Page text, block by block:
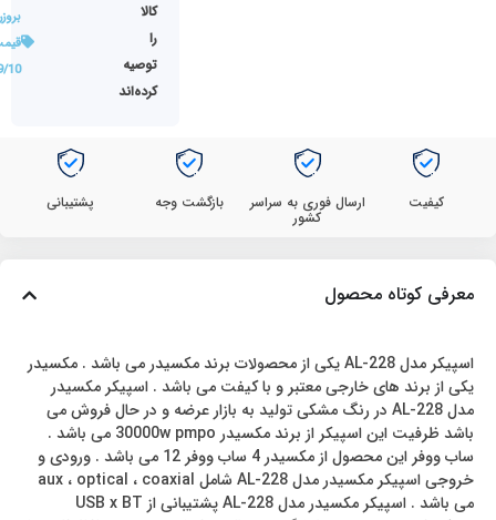
کالا
را
توصیه
کرده‌اند
10
کیفیت ارسال فوری به سراسر
کشور
بازگشت وجه پشتیبانی
معرفی کوتاه محصول
اسپیکر مدل AL-228 یکی از محصولات برند مکسیدر می باشد . مکسیدر
یکی از برند های خارجی معتبر و با کیفت می باشد . اسپیکر مکسیدر
مدل AL-228 در رنگ مشکی تولید به بازار عرضه و در حال فروش می
باشد ظرفیت این اسپیکر از برند مکسیدر 30000w pmpo می باشد .
ساب ووفر این محصول از مکسیدر 4 ساب ووفر 12 می باشد . ورودی و
خروجی اسپیکر مکسیدر مدل AL-228 شامل aux ، optical ، coaxial
می باشد . اسپیکر مکسیدر مدل AL-228 پشتیبانی از USB x BT